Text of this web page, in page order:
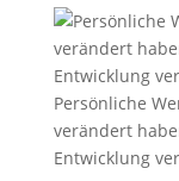
Persönliche
verändert
Entwicklung